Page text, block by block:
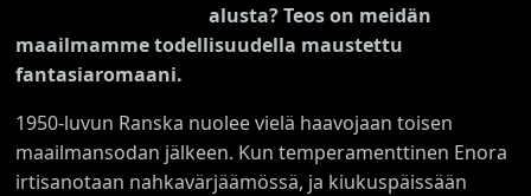
alusta? Teos on meidän
maailmamme todellisuudella maustettu
fantasiaromaani.
1950-luvun Ranska nuolee vielä haavojaan toisen
maailmansodan jälkeen. Kun temperamenttinen Enora
irtisanotaan nahkavärjäämössä, ja kiukuspäissään